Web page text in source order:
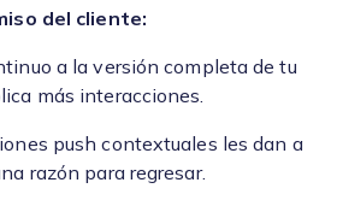
del cliente:
a la versión completa de tu
más interacciones.
push contextuales les dan a
razón para regresar.